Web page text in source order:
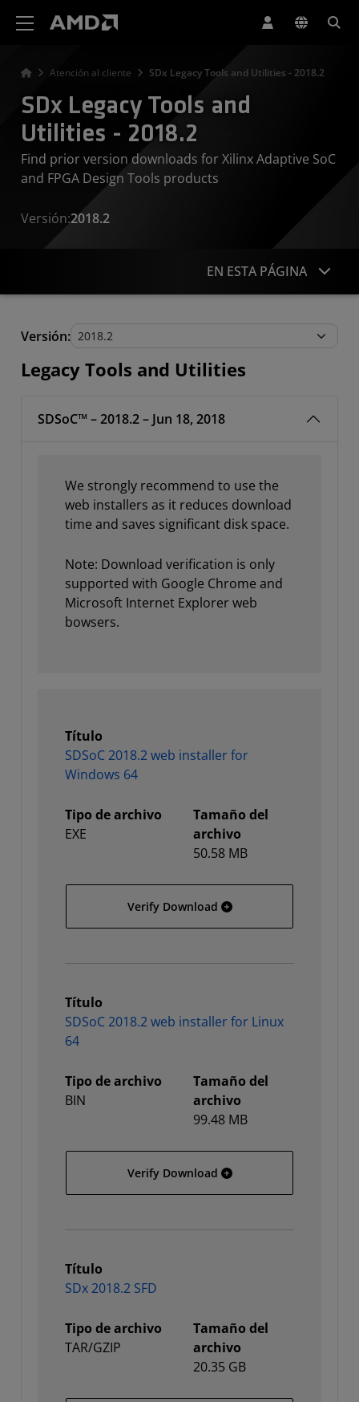
Atención al cliente SDx Legacy Tools and Utilities - 2018.2
SDx Legacy Tools and
Utilities - 2018.2
Find prior version downloads for Xilinx Adaptive SoC
and FPGA Design Tools products
Versión:2018.2
EN ESTA PÁGINA
Legacy Tools and Utilities
Versión:
Legacy Tools and Utilities
SDSoC™ – 2018.2 – Jun 18, 2018
We strongly recommend to use the
web installers as it reduces download
time and saves significant disk space.
Note: Download verification is only
supported with Google Chrome and
Microsoft Internet Explorer web
bowsers.
Título
SDSoC 2018.2 web installer for
Windows 64
Tipo de archivo
EXE
Tamaño del
archivo
50.58 MB
Verify Download SDSoC 2018.2 web
Título
SDSoC 2018.2 web installer for Linux
64
Tipo de archivo
BIN
Tamaño del
archivo
99.48 MB
Verify Download SDSoC 2018.2 web
Título
SDx 2018.2 SFD
Tipo de archivo
TAR/GZIP
Tamaño del
archivo
20.35 GB